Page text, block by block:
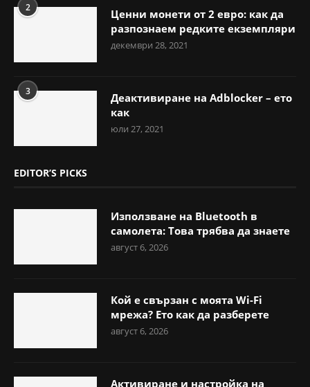
2
Ценни монети от 2 евро: как да
разпознаем редките екземпляри
декември 28, 2021
3
Деактивиране на Adblocker – ето
как
юли 27, 2021
EDITOR’S PICKS
Използване на Bluetooth в
самолета: Това трябва да знаете
август 6, 2026
Кой е свързан с моята Wi-Fi
мрежа? Ето как да разберете
август 6, 2026
Активиране и настройка на